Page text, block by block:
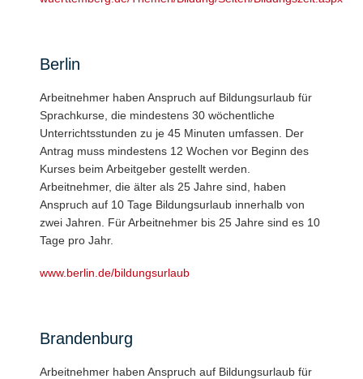
Berlin
Arbeitnehmer haben Anspruch auf Bildungsurlaub für
Sprachkurse, die mindestens 30 wöchentliche
Unterrichtsstunden zu je 45 Minuten umfassen. Der
Antrag muss mindestens 12 Wochen vor Beginn des
Kurses beim Arbeitgeber gestellt werden.
Arbeitnehmer, die älter als 25 Jahre sind, haben
Anspruch auf 10 Tage Bildungsurlaub innerhalb von
zwei Jahren. Für Arbeitnehmer bis 25 Jahre sind es 10
Tage pro Jahr.
www.berlin.de/bildungsurlaub
Brandenburg
Arbeitnehmer haben Anspruch auf Bildungsurlaub für